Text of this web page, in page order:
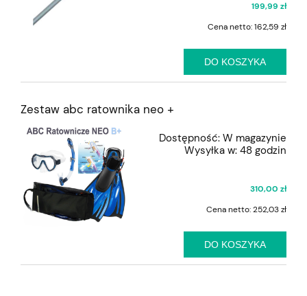
199,99 zł
Cena netto:162,59 zł
DO KOSZYKA
Zestaw abc ratownika neo +
Dostępność: W magazynie
Wysyłka w: 48 godzin
310,00 zł
Cena netto:252,03 zł
DO KOSZYKA